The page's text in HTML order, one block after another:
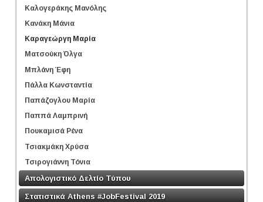
Καλογεράκης Μανόλης
Κανάκη Μάνια
Καραγεώργη Μαρία
Ματσούκη Όλγα
Μπλάνη Έφη
Πάλλα Κωνσταντία
Παπάζογλου Μαρία
Παππά Λαμπρινή
Πουκαμισά Ρένα
Τσιακμάκη Χρύσα
Τσιρογιάννη Τόνια
Απολογιστικό Δελτίο Τύπου
Στατιστικά Athens #JobFestival 2019